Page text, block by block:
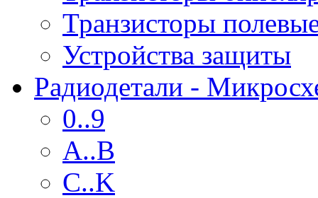
Транзисторы
Устройства защиты
Радиодетали -
0..9
A..B
C..K